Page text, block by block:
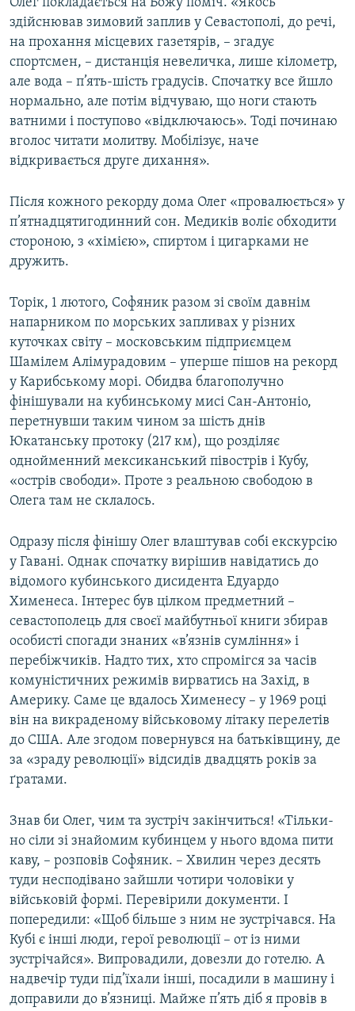
Олег покладається на Божу поміч. «Якось
здійснював зимовий заплив у Севастополі, до речі,
на прохання місцевих газетярів, – згадує
спортсмен, – дистанція невеличка, лише кілометр,
але вода – п’ять-шість градусів. Спочатку все йшло
нормально, але потім відчуваю, що ноги стають
ватними і поступово «відключаюсь». Тоді починаю
вголос читати молитву. Мобілізує, наче
відкривається друге дихання».
Після кожного рекорду дома Олег «провалюється» у
п’ятнадцятигодинний сон. Медиків воліє обходити
стороною, з «хімією», спиртом і цигарками не
дружить.
Торік, 1 лютого, Софяник разом зі своїм давнім
напарником по морських запливах у різних
куточках світу – московським підприємцем
Шамілем Алімурадовим – уперше пішов на рекорд
у Карибському морі. Обидва благополучно
фінішували на кубинському мисі Сан-Антоніо,
перетнувши таким чином за шість днів
Юкатанську протоку (217 км), що розділяє
однойменний мексиканський півострів і Кубу,
«острів свободи». Проте з реальною свободою в
Олега там не склалось.
Одразу після фінішу Олег влаштував собі екскурсію
у Гавані. Однак спочатку вирішив навідатись до
відомого кубинського дисидента Едуардо
Хименеса. Інтерес був цілком предметний –
севастополець для своєї майбутньої книги збирав
особисті спогади знаних «в’язнів сумління» і
перебіжчиків. Надто тих, хто спромігся за часів
комуністичних режимів вирватись на Захід, в
Америку. Саме це вдалось Хименесу – у 1969 році
він на викраденому військовому літаку перелетів
до США. Але згодом повернувся на батьківщину, де
за «зраду революції» відсидів двадцять років за
ґратами.
Знав би Олег, чим та зустріч закінчиться! «Тільки-
но сіли зі знайомим кубинцем у нього вдома пити
каву, – розповів Софяник. – Хвилин через десять
туди несподівано зайшли чотири чоловіки у
військовій формі. Перевірили документи. І
попередили: «Щоб більше з ним не зустрічався. На
Кубі є інші люди, герої революції – от із ними
зустрічайся». Випровадили, довезли до готелю. А
надвечір туди під’їхали інші, посадили в машину і
доправили до в’язниці. Майже п’ять діб я провів в